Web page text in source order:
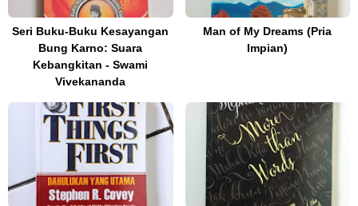
Seri Buku-Buku Kesayangan
Bung Karno: Suara
Kebangkitan - Swami
Vivekananda
Man of My Dreams (Pria
Impian)